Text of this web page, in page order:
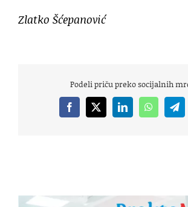
Zlatko Šćepanović
Podeli priču preko socijalnih
Facebook
X LinkedInWhatsApp